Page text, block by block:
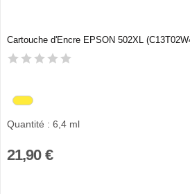
Cartouche d'Encre EPSON 502XL
Quantité : 6,4 ml
21,90 €